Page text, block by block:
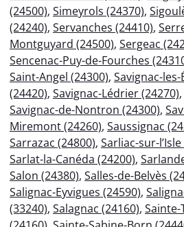
(24500), Simeyrols (24370),
(24240), Servanches (24410),
Montguyard (24500), Sergeac
Sencenac-Puy-de-Fourches
Saint-Angel (24300), Savignac-les-
(24420), Savignac-Lédrier (24270),
Savignac-de-Nontron (24300),
Miremont (24260), Saussignac
Sarrazac (24800), Sarliac-sur-
Sarlat-la-Canéda (24200),
Salon (24380), Salles-de-Belvès
Salignac-Eyvigues (24590),
(33240), Salagnac (24160), Sainte-